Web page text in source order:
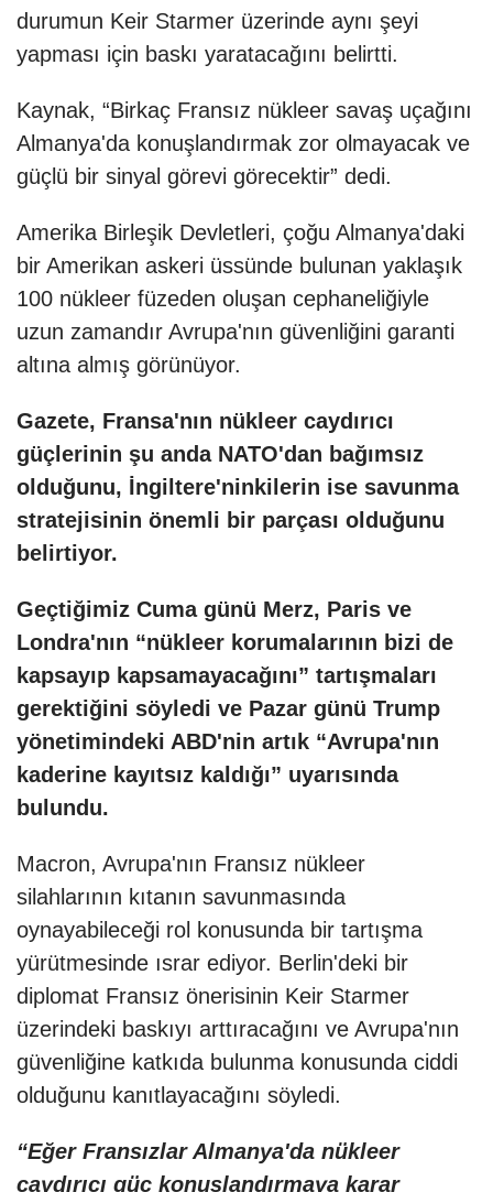
durumun Keir Starmer üzerinde aynı şeyi
yapması için baskı yaratacağını belirtti.
Kaynak, “Birkaç Fransız nükleer savaş uçağını
Almanya'da konuşlandırmak zor olmayacak ve
güçlü bir sinyal görevi görecektir” dedi.
Amerika Birleşik Devletleri, çoğu Almanya'daki
bir Amerikan askeri üssünde bulunan yaklaşık
100 nükleer füzeden oluşan cephaneliğiyle
uzun zamandır Avrupa'nın güvenliğini garanti
altına almış görünüyor.
Gazete, Fransa'nın nükleer caydırıcı
güçlerinin şu anda NATO'dan bağımsız
olduğunu, İngiltere'ninkilerin ise savunma
stratejisinin önemli bir parçası olduğunu
belirtiyor.
Geçtiğimiz Cuma günü Merz, Paris ve
Londra'nın “nükleer korumalarının bizi de
kapsayıp kapsamayacağını” tartışmaları
gerektiğini söyledi ve Pazar günü Trump
yönetimindeki ABD'nin artık “Avrupa'nın
kaderine kayıtsız kaldığı” uyarısında
bulundu.
Macron, Avrupa'nın Fransız nükleer
silahlarının kıtanın savunmasında
oynayabileceği rol konusunda bir tartışma
yürütmesinde ısrar ediyor. Berlin'deki bir
diplomat Fransız önerisinin Keir Starmer
üzerindeki baskıyı arttıracağını ve Avrupa'nın
güvenliğine katkıda bulunma konusunda ciddi
olduğunu kanıtlayacağını söyledi.
“Eğer Fransızlar Almanya'da nükleer
caydırıcı güç konuşlandırmaya karar